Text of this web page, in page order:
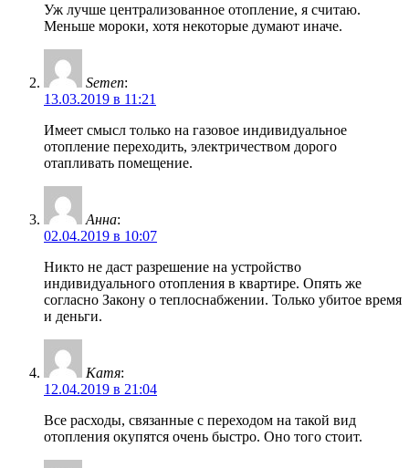
Уж лучше централизованное отопление, я считаю.
Меньше мороки, хотя некоторые думают иначе.
Semen:
13.03.2019 в 11:21
Имеет смысл только на газовое индивидуальное
отопление переходить, электричеством дорого
отапливать помещение.
Анна:
02.04.2019 в 10:07
Никто не даст разрешение на устройство
индивидуального отопления в квартире. Опять же
согласно Закону о теплоснабжении. Только убитое время
и деньги.
Катя:
12.04.2019 в 21:04
Все расходы, связанные с переходом на такой вид
отопления окупятся очень быстро. Оно того стоит.